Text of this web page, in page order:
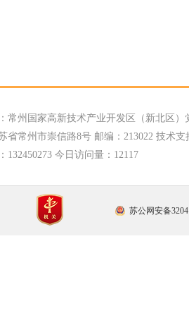
常州国家高新技术产业开发区（新北区）
省常州市崇信路8号 邮编：213022 技术支
132450273 今日访问量： 12117
苏公网安备